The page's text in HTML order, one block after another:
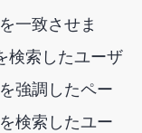
を一致させま
検索したユーザ
強調したペー
検索したユー